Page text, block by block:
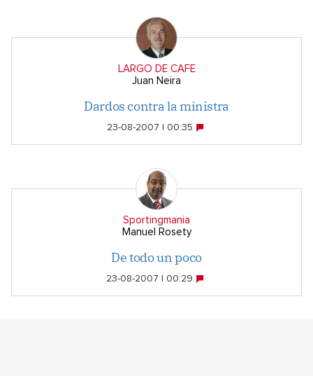
LARGO DE CAFE
Juan Neira
Dardos contra la ministra
23-08-2007 | 00:35
Sportingmania
Manuel Rosety
De todo un poco
23-08-2007 | 00:29